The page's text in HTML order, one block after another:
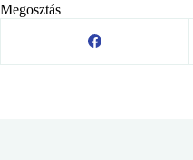
Megosztás